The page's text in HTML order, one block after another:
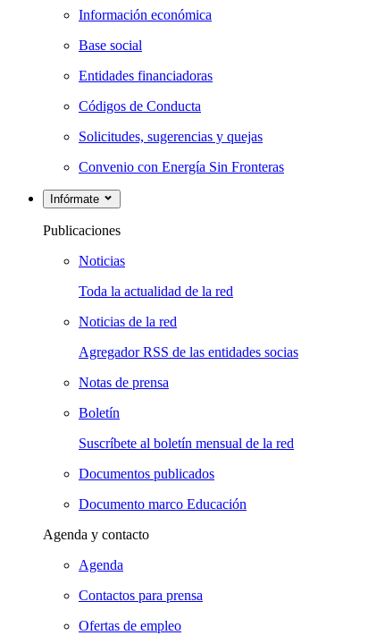
Información económica
Base social
Entidades financiadoras
Códigos de Conducta
Solicitudes, sugerencias y quejas
Convenio con Energía Sin Fronteras
Infórmate
Publicaciones
Noticias
Toda la actualidad de la red
Noticias de la red
Agregador RSS de las entidades socias
Notas de prensa
Boletín
Suscríbete al boletín mensual de la red
Documentos publicados
Documento marco Educación
Agenda y contacto
Agenda
Contactos para prensa
Ofertas de empleo